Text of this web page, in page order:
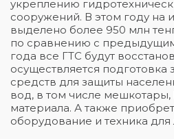
укреплению
сооружений. В этом году на
выделено более 950 млн
по сравнению с
года все ГТС будут
осуществляется подготовка
средств для защиты
вод, в том числе мешкотары,
материала. А также
оборудование и техника